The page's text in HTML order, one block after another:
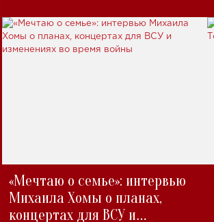
«Мечтаю о семье»: интервью
Михаила Хомы о планах,
концертах для ВСУ и